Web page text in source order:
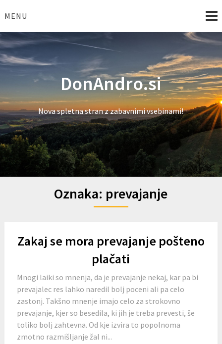
toMENU
DonAndro.si
Nova spletna stran z zabavnimi vsebinami!
Oznaka: prevajanje
Zakaj se mora prevajanje pošteno
plačati
Mnogi laiki so mnenja, da je prevajanje nekaj, kar pa bi
prevajalec res lahko naredil bolj poceni ali pa celo
zastonj. Takšno mnenje imajo celo za strokovno
prevajanje, kjer so besedila, ki jih je treba prevesti, še
toliko bolj zahtevna. Od kje izvira to popolnoma
zmotno razmišljanje žal ni...